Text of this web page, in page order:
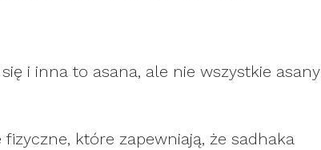
i inna to asana, ale nie wszystkie asany
które zapewniają, że sadhaka